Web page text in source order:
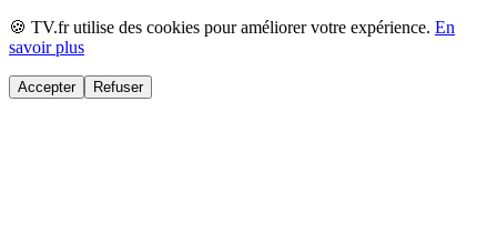
🍪 TV.fr utilise des cookies pour améliorer votre expérience. En
savoir plus
Accepter Refuser